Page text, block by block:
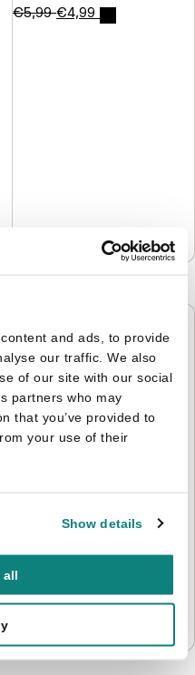
and ads, to provide
our traffic. We also
of our site with our social
partners who may
that you’ve provided to
your use of their
Show details
all
€5,99 €4,99
Nijntje - Doeboek 4 -
Kijken, kleuren, knutselen
& tellen